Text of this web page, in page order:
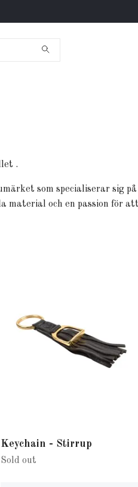
.
som specialiserar sig på
material och en passion för
Keychain - Stirrup
Sold out